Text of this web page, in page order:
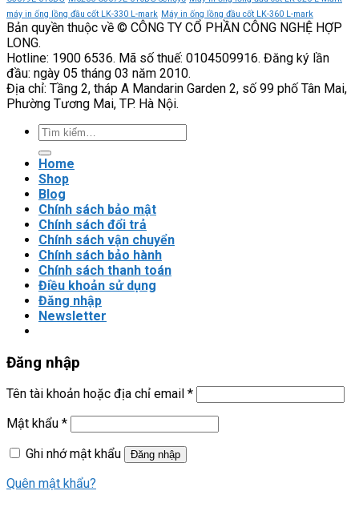
thay
thế
tần
trong
trường
hợp
tiếp
điểm
cắt
định
máy in ống lồng đầu cốt LK-330 L-mark Máy in ống lồng đầu cốt LK-360 L-mark
Bản quyền thuộc về © CÔNG TY CỔ PHẦN CÔNG NGHỆ HỢP
LONG.
Hotline: 1900 6536. Mã số thuế: 0104509916. Đăng ký lần
đầu: ngày 05 tháng 03 năm 2010.
Địa chỉ: Tầng 2, tháp A Mandarin Garden 2, số 99 phố Tân Mai,
Phường Tương Mai, TP. Hà Nội.
Tìm
kiếm:
Home
Shop
Blog
Chính sách bảo mật
Chính sách đổi trả
Chính sách vận chuyển
Chính sách bảo hành
Chính sách thanh toán
Điều khoản sử dụng
Đăng nhập
Newsletter
Đăng nhập
Tên tài khoản hoặc địa chỉ email *
Mật khẩu *
Ghi nhớ mật khẩu
Đăng nhập
Quên mật khẩu?